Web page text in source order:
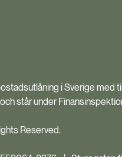
i Sverige med
står under
Reserved.